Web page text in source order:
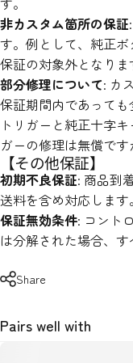
非カスタム箇所の保証
す。例として、純正ボ
保証の対象外となりま
部分修理について: カ
保証期間内であって
トリガーと純正十字
ガーの修理は無償で
【その他保証】
初期不良保証: 商品到
送料を含め対応します
保証無効条件: コント
は分解された場合、す
Share
Pairs well with